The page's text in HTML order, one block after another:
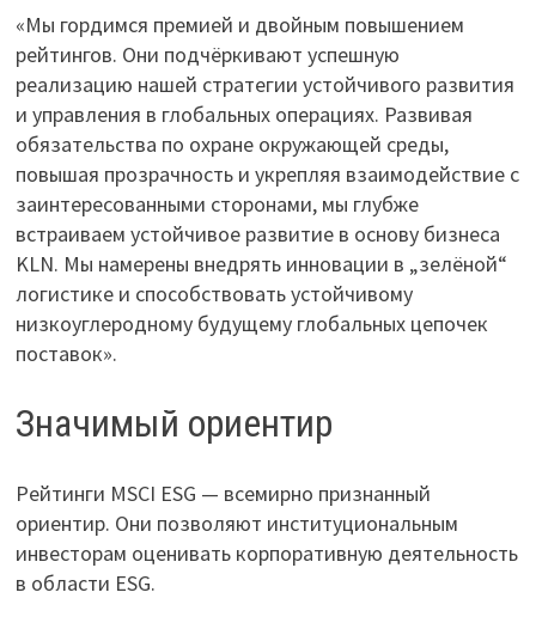
«Мы гордимся премией и двойным повышением
рейтингов. Они подчёркивают успешную
реализацию нашей стратегии устойчивого развития
и управления в глобальных операциях. Развивая
обязательства по охране окружающей среды,
повышая прозрачность и укрепляя взаимодействие с
заинтересованными сторонами, мы глубже
встраиваем устойчивое развитие в основу бизнеса
KLN. Мы намерены внедрять инновации в „зелёной“
логистике и способствовать устойчивому
низкоуглеродному будущему глобальных цепочек
поставок».
Значимый ориентир
Рейтинги MSCI ESG — всемирно признанный
ориентир. Они позволяют институциональным
инвесторам оценивать корпоративную деятельность
в области ESG.